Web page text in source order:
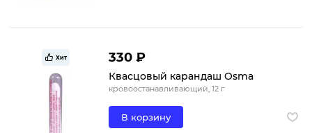
Хит 330 ₽
Квасцовый карандаш Osma
кровоостанавливающий, 12 г
В корзину